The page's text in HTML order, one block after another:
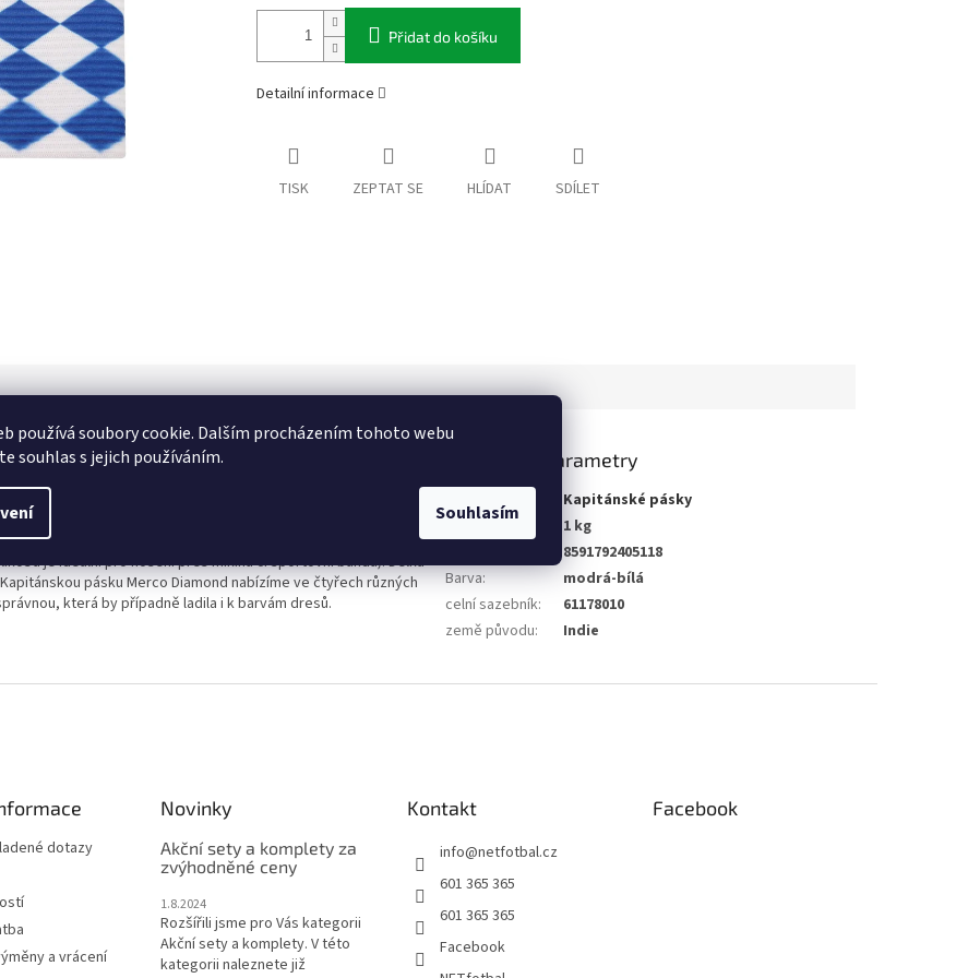
používá soubory cookie. Dalším procházením tohoto webu
souhlas s jejich používáním.
Souhlasím
Přidat do košíku
Detailní informace
TISK ZEPTAT SE HLÍDAT SDÍLET
vzorem k jasnému označení kapitána týmu. Každý
na první pohled dobře vidět. Páska Diamond je vyrobená z
Velikost junior je vhodná pro hráče s obvodem ruky do 35 cm,
je ideální pro nošení přes mikinu či sportovní bundu). Délka
pásku Merco Diamond nabízíme ve čtyřech různých
která by případně ladila i k barvám dresů.
Doplňkové parametry
Kategorie
Kapitánské pásky
1 kg
8591792405118
Barva:
modrá-bílá
celní sazebník:
61178010
země původu: Indie
dotazy
a vrácení
Novinky
Akční sety a komplety za
zvýhodněné ceny
1.8.2024
Rozšířili jsme pro Vás kategorii
Akční sety a komplety. V této
kategorii naleznete již
Kontakt
info@netfotbal.cz
601 365 365
601 365 365
Facebook
Facebook